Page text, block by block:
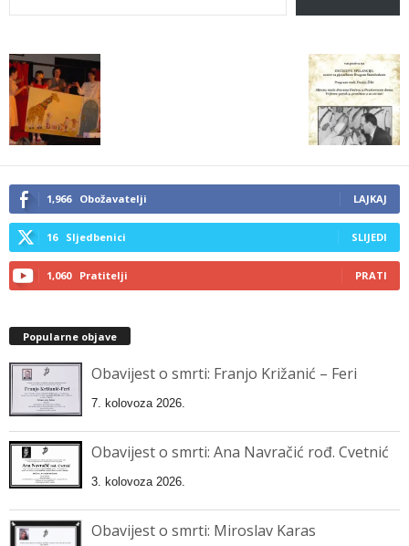
1,966 Obožavatelji LAJKAJ
16 Sljedbenici SLIJEDI
1,060 Pratitelji PRATI
Popularne objave
Obavijest o smrti: Franjo Križanić – Feri
7. kolovoza 2026.
Obavijest o smrti: Ana Navračić rođ. Cvetnić
3. kolovoza 2026.
Obavijest o smrti: Miroslav Karas